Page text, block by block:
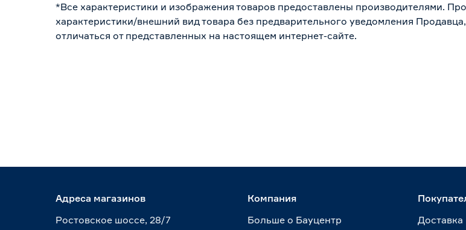
*Все характеристики и изображения товаров предоставлены производителями.
характеристики/внешний вид товара без предварительного уведомления
отличаться от представленных на настоящем интернет-сайте.
Адреса магазинов
Ростовское шоссе, 28/7
Компания
Больше о Бауцентр
Доставка